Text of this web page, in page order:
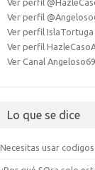
Ver perfil
Ver perfil
Ver perfil IslaTortuga
Ver perfil
Ver Canal
Lo que se dice
Necesitas usar